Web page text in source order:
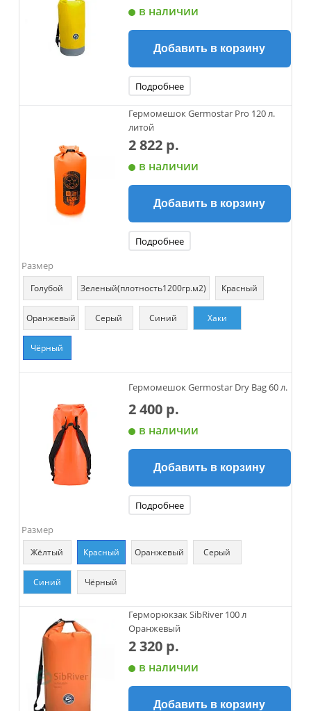
в наличии
Добавить в корзину
Подробнее
Гермомешок Germostar Pro 120 л.
литой
2 822 р.
в наличии
Добавить в корзину
Подробнее
Размер
Голубой Зеленый(плотность1200гр.м2) Красный
Оранжевый Серый Синий Хаки
Чёрный
Гермомешок Germostar Dry Bag 60 л.
2 400 р.
в наличии
Добавить в корзину
Подробнее
Размер
Жёлтый Красный Оранжевый Серый
Синий Чёрный
Герморюкзак SibRiver 100 л
Оранжевый
2 320 р.
в наличии
Добавить в корзину